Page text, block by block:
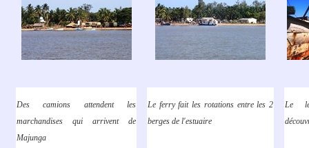
Des camions attendent les
marchandises qui arrivent de
Majunga
Le ferry fait les rotations entre les 2
berges de l'estuaire
Le